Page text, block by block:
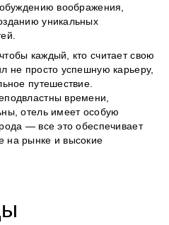
воображения,
уникальных
каждый, кто считает свою
не просто успешную карьеру,
путешествие.
времени,
отель имеет особую
— все это обеспечивает
на рынке и высокие